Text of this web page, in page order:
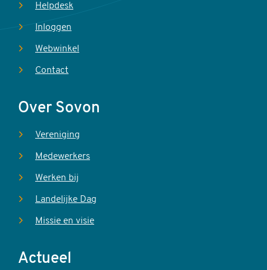
Helpdesk
Inloggen
Webwinkel
Contact
Over Sovon
Vereniging
Medewerkers
Werken bij
Landelijke Dag
Missie en visie
Actueel